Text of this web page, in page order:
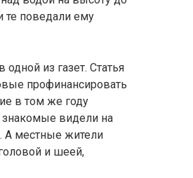
те поведали ему
из газет. Статья
профинансировать
в том же году
знакомые видели на
А местные жители
и шеей,